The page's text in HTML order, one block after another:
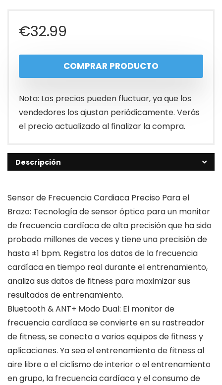
€32.99
COMPRAR PRODUCTO
Nota: Los precios pueden fluctuar, ya que los
vendedores los ajustan periódicamente. Verás
el precio actualizado al finalizar la compra.
Descripción
Sensor de Frecuencia Cardiaca Preciso Para el
Brazo: Tecnología de sensor óptico para un monitor
de frecuencia cardíaca de alta precisión que ha sido
probado millones de veces y tiene una precisión de
hasta ±1 bpm. Registra los datos de la frecuencia
cardíaca en tiempo real durante el entrenamiento,
analiza sus datos de fitness para maximizar sus
resultados de entrenamiento.
Bluetooth & ANT+ Modo Dual: El monitor de
frecuencia cardíaca se convierte en su rastreador
de fitness, se conecta a varios equipos de fitness y
aplicaciones. Ya sea el entrenamiento de fitness al
aire libre o el ciclismo de interior o el entrenamiento
en grupo, la frecuencia cardíaca y el consumo de